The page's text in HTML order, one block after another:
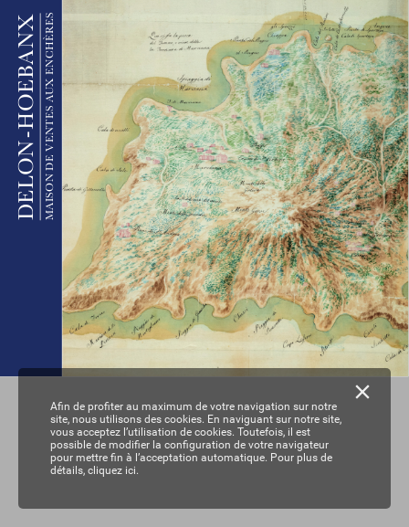
DE
L
ON
-
HOE
B
A N X
MAISON DE VENTES A
UX ENCHÈRES
Afin de profiter au maximum de votre navigation sur notre
site, nous utilisons des cookies. En naviguant sur notre site,
vous acceptez l’utilisation de cookies. Toutefois, il est
possible de modifier la configuration de votre navigateur
pour mettre fin à l’acceptation automatique. Pour plus de
détails, cliquez ici.